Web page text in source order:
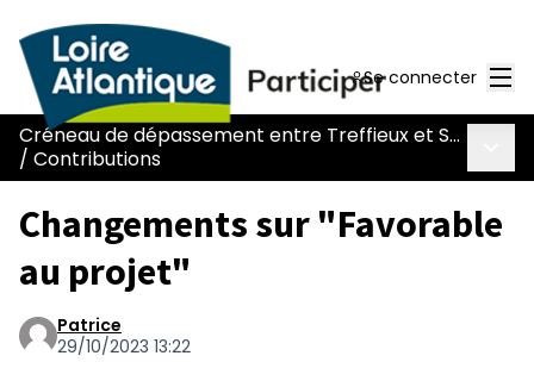
Se connecter
Créneau de dépassement entre Treffieux et Saint-Vincent-des-Landes
/ Contributions
Changements sur "Favorable
au projet"
Patrice
29/10/2023 13:22